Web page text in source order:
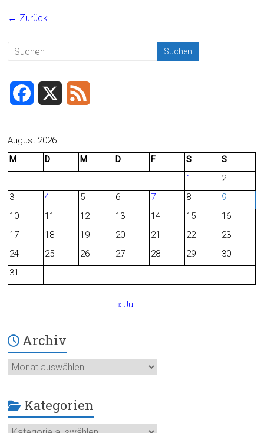
← Zurück
c
b
o
August 2026
M
D M D F S
S
1
2
3
4 5 6 7 8
9
10
11 12 13 14 15
16
17
18 19 20 21 22
23
24
25 26 27 28 29
30
31
« Juli
Archiv
Archiv
Kategorien
Kategorien